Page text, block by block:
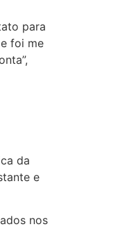
para
foi me
da
e
nos